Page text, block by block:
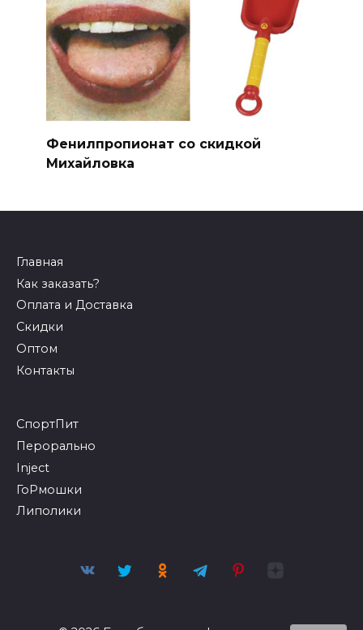
Фенилпропионат со скидкой
Михайловка
Главная
Как заказать?
Оплата и Доставка
Скидки
Оптом
Контакты
СпортПит
Перорально
Inject
ГоРмошки
Липолики